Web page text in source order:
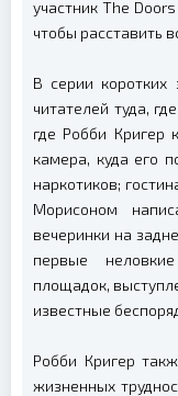
участник The
чтобы расставить
В серии коротких
читателей туда,
где Робби Кригер
камера, куда его
наркотиков;
Морисоном
вечеринки на
первые
площадок,
известные
Робби Кригер
жизненных